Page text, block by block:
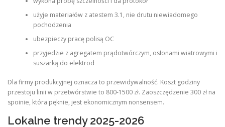
użyje materiałów z atestem 3.1, nie drutu niewiadomego
pochodzenia
ubezpieczy pracę polisą OC
przyjedzie z agregatem prądotwórczym, osłonami wiatrowymi i
suszarką do elektrod
Dla firmy produkcyjnej oznacza to przewidywalność. Koszt godziny
przestoju linii w przetwórstwie to 800-1500 zł. Zaoszczędzenie 300 zł na
spoinie, która pęknie, jest ekonomicznym nonsensem.
Lokalne trendy 2025-2026